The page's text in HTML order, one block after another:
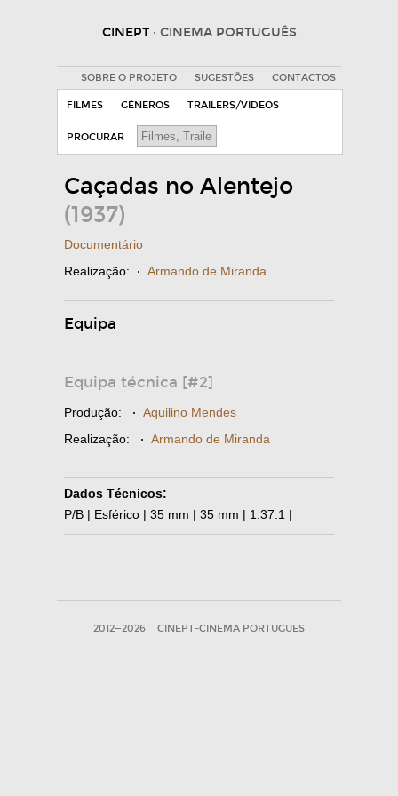
CINEPT · CINEMA PORTUGUÊS
SOBRE O PROJETO SUGESTÕES CONTACTOS
FILMES GÉNEROS TRAILERS/VIDEOS
PROCURAR
Caçadas no Alentejo
(1937)
Documentário
Realização: · Armando de Miranda
Equipa
Equipa técnica [#2]
Produção: · Aquilino Mendes
Realização: · Armando de Miranda
Dados Técnicos:
P/B | Esférico | 35 mm | 35 mm | 1.37:1 |
2012—2026 CINEPT-CINEMA PORTUGUES